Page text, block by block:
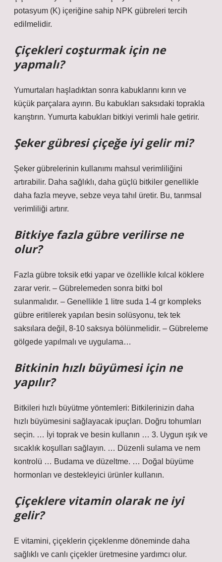
potasyum (K) içeriğine sahip NPK gübreleri tercih
edilmelidir.
Çiçekleri coşturmak için ne
yapmalı?
Yumurtaları haşladıktan sonra kabuklarını kırın ve
küçük parçalara ayırın. Bu kabukları saksıdaki toprakla
karıştırın. Yumurta kabukları bitkiyi verimli hale getirir.
Şeker gübresi çiçeğe iyi gelir mi?
Şeker gübrelerinin kullanımı mahsul verimliliğini
artırabilir. Daha sağlıklı, daha güçlü bitkiler genellikle
daha fazla meyve, sebze veya tahıl üretir. Bu, tarımsal
verimliliği artırır.
Bitkiye fazla gübre verilirse ne
olur?
Fazla gübre toksik etki yapar ve özellikle kılcal köklere
zarar verir. – Gübrelemeden sonra bitki bol
sulanmalıdır. – Genellikle 1 litre suda 1-4 gr kompleks
gübre eritilerek yapılan besin solüsyonu, tek tek
saksılara değil, 8-10 saksıya bölünmelidir. – Gübreleme
gölgede yapılmalı ve uygulama…
Bitkinin hızlı büyümesi için ne
yapılır?
Bitkileri hızlı büyütme yöntemleri: Bitkilerinizin daha
hızlı büyümesini sağlayacak ipuçları. Doğru tohumları
seçin. … İyi toprak ve besin kullanın … 3. Uygun ışık ve
sıcaklık koşulları sağlayın. … Düzenli sulama ve nem
kontrolü … Budama ve düzeltme. … Doğal büyüme
hormonları ve destekleyici ürünler kullanın.
Çiçeklere vitamin olarak ne iyi
gelir?
E vitamini, çiçeklerin çiçeklenme döneminde daha
sağlıklı ve canlı çiçekler üretmesine yardımcı olur.